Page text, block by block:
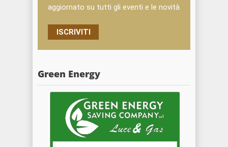
aggiornato su tutti gli eventi e le novità
ISCRIVITI
Green Energy